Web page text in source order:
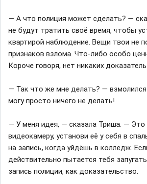
— А что полиция может сделать? —
не будут тратить своё время, чтобы
квартирой наблюдение. Вещи твои не
признаков взлома. Что-либо особо
Короче говоря, нет никаких
— Так что же мне делать? —
могу просто ничего не делать!
— У меня идея, — сказала Триша. — Это
видеокамеру, установи её у себя в
на запись, когда уйдёшь в колледж.
действительно пытается тебя
запись полиции, как доказательство.